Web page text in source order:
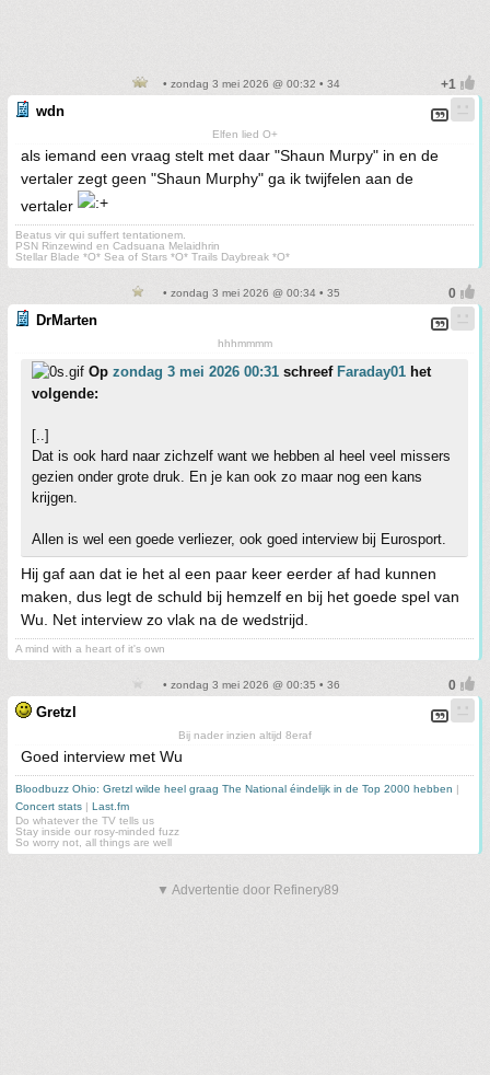
• zondag 3 mei 2026 @ 00:32 • 34
wdn
Elfen lied O+
als iemand een vraag stelt met daar "Shaun Murpy" in en de
vertaler zegt geen "Shaun Murphy" ga ik twijfelen aan de
vertaler
Beatus vir qui suffert tentationem.
PSN Rinzewind en Cadsuana Melaidhrin
Stellar Blade *O* Sea of Stars *O* Trails Daybreak *O*
• zondag 3 mei 2026 @ 00:34 • 35
DrMarten
hhhmmmm
Op zondag 3 mei 2026 00:31 schreef Faraday01 het
volgende:
[..]
Dat is ook hard naar zichzelf want we hebben al heel veel missers
gezien onder grote druk. En je kan ook zo maar nog een kans
krijgen.
Allen is wel een goede verliezer, ook goed interview bij Eurosport.
Hij gaf aan dat ie het al een paar keer eerder af had kunnen
maken, dus legt de schuld bij hemzelf en bij het goede spel van
Wu. Net interview zo vlak na de wedstrijd.
A mind with a heart of it's own
• zondag 3 mei 2026 @ 00:35 • 36
Gretzl
Bij nader inzien altijd 8eraf
Goed interview met Wu
Bloodbuzz Ohio: Gretzl wilde heel graag The National éindelijk in de Top 2000 hebben |
Concert stats | Last.fm
Do whatever the TV tells us
Stay inside our rosy-minded fuzz
So worry not, all things are well
▼ Advertentie door Refinery89